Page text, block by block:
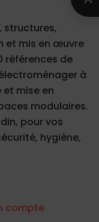
structures,
et mis en œuvre
références de
à
mise en
modulaires.
pour vos
hygiène,
compte